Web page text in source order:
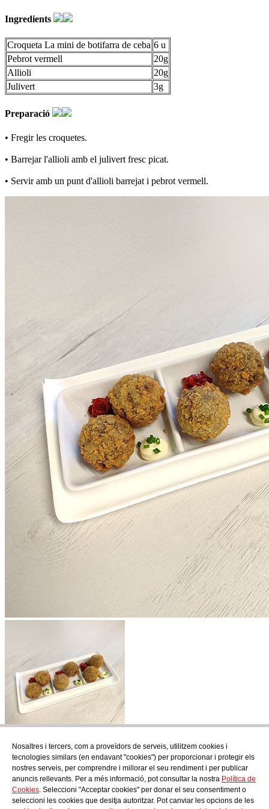
Nosaltres i tercers, com a proveïdors de serveis, utilitzem cookies i
tecnologies similars (en endavant "cookies") per proporcionar i protegir els
nostres serveis, per comprendre i millorar el seu rendiment i per publicar
anuncis rellevants. Per a més informació, pot consultar la nostra Política de
Cookies. Seleccioni "Acceptar cookies" per donar el seu consentiment o
seleccioni les cookies que desitja autoritzar. Pot canviar les opcions de les
Ingredients
Croqueta La mini de botifarra de ceba 6 u
Pebrot vermell
20g
Allioli
20g
Julivert
3g
Preparació
• Fregir les croquetes.
• Barrejar l'allioli amb el julivert fresc picat.
• Servir amb un punt d'allioli barrejat i pebrot vermell.
Subscriu-te
Descobreix tot el que es cou a AudensFood.
He llegit i accepto laPolítica de Privacitat
NosaltresAudens news Productes Bloc gastronòmic Contacte